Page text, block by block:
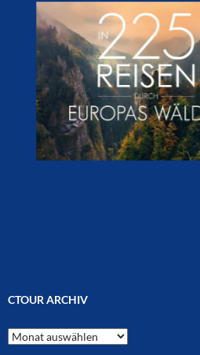
CTOUR ARCHIV
CTOUR
Archiv